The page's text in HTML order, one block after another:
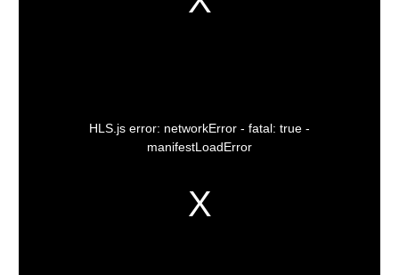
HLS.js error: networkError - fatal: true -
manifestLoadError